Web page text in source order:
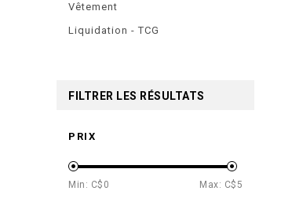
Vêtement
Liquidation - TCG
FILTRER LES RÉSULTATS
PRIX
Min: C$ 0 Max: C$ 5